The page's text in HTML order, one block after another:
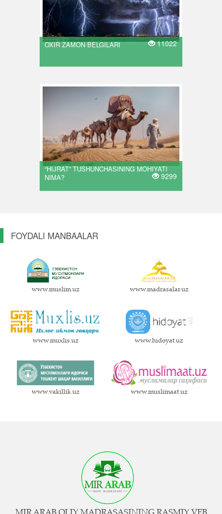
OXIR ZAMON BELGILARI 11022
“HIJRAT” TUSHUNCHASINING MOHIYATI
NIMA?
9299
FOYDALI MANBAALAR
www.muslim.uz www.madrasalar.uz
www.muxlis.uz www.hidoyat.uz
www.vakillik.uz www.muslimaat.uz